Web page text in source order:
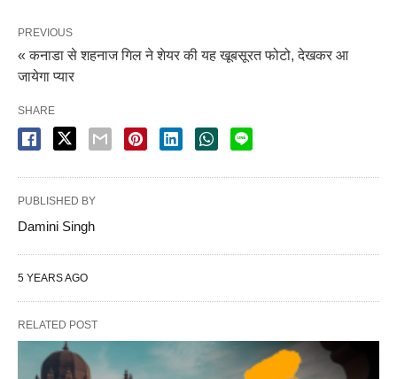
PREVIOUS
« कनाडा से शहनाज गिल ने शेयर की यह खूबसूरत फोटो, देखकर आ
जायेगा प्यार
SHARE
PUBLISHED BY
Damini Singh
5 YEARS AGO
RELATED POST